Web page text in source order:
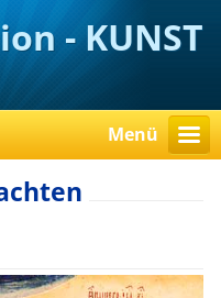
- KUNST
Menü